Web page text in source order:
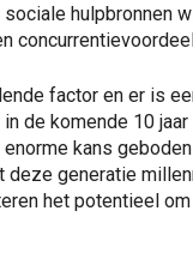
hulpbronnen
factor en er is
de komende 10 jaar
kans
deze generatie
het potentieel